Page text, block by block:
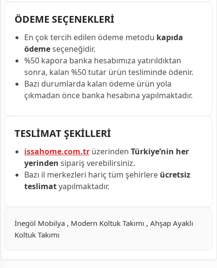
ÖDEME SEÇENEKLERİ
En çok tercih edilen ödeme metodu kapıda
ödemeseçeneğidir.
%50 kapora banka hesabımıza yatırıldıktan
sonra, kalan %50 tutar ürün tesliminde ödenir.
Bazı durumlarda kalan ödeme ürün yola
çıkmadan önce banka hesabına yapılmaktadır.
TESLİMAT ŞEKİLLERİ
issahome.com.tr üzerinden Türkiye’nin her
yerinden sipariş verebilirsiniz.
Bazı il merkezleri hariç tüm şehirlere ücretsiz
teslimatyapılmaktadır.
İnegöl Mobilya , Modern Koltuk Takımı , Ahşap Ayaklı
Koltuk Takımı